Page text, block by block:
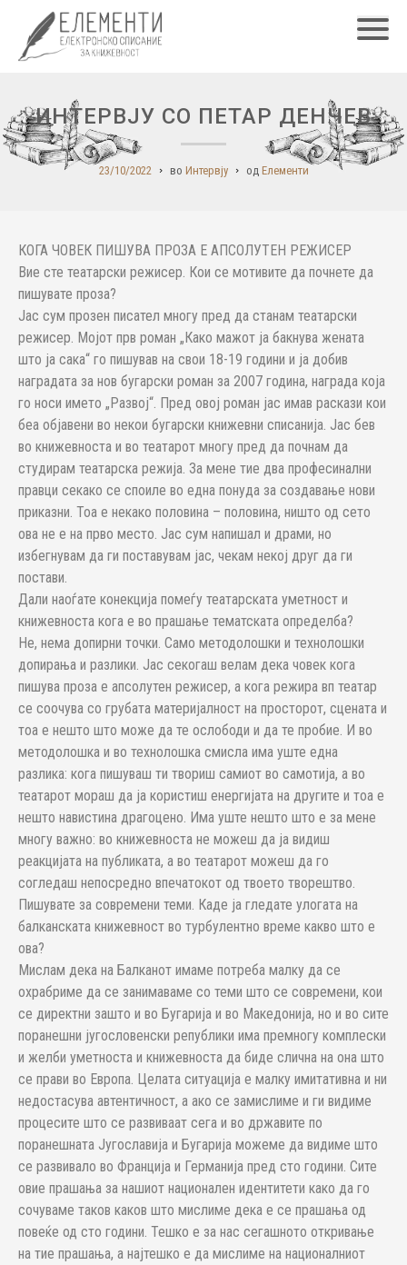
ИНТЕРВЈУ СО ПЕТАР ДЕНЧЕВ
23/10/2022 во Интервју од Елементи
КОГА ЧОВЕК ПИШУВА ПРОЗА Е АПСОЛУТЕН РЕЖИСЕР
Вие сте театарски режисер. Кои се мотивите да почнете да
пишувате проза?
Јас сум прозен писател многу пред да станам театарски
режисер. Мојот прв роман „Како мажот ја бакнува жената
што ја сака“ го пишував на свои 18-19 години и ја добив
наградата за нов бугарски роман за 2007 година, награда која
го носи името „Развој“. Пред овој роман јас имав раскази кои
беа објавени во некои бугарски книжевни списанија. Јас бев
во книжевноста и во театарот многу пред да почнам да
студирам театарска режија. За мене тие два професинални
правци секако се споиле во една понуда за создавање нови
приказни. Тоа е некако половина – половина, ништо од сето
ова не е на прво место. Јас сум напишал и драми, но
избегнувам да ги поставувам јас, чекам некој друг да ги
постави.
Дали наоѓате конекција помеѓу театарската уметност и
книжевноста кога е во прашање тематската определба?
Не, нема допирни точки. Само методолошки и технолошки
допирања и разлики. Јас секогаш велам дека човек кога
пишува проза е апсолутен режисер, а кога режира вп театар
се соочува со грубата материјалност на просторот, сцената и
тоа е нешто што може да те ослободи и да те пробие. И во
методолошка и во технолошка смисла има уште една
разлика: кога пишуваш ти твориш самиот во самотија, а во
театарот мораш да ја користиш енергијата на другите и тоа е
нешто навистина драгоцено. Има уште нешто што е за мене
многу важно: во книжевноста не можеш да ја видиш
реакцијата на публиката, а во театарот можеш да го
согледаш непосредно впечатокот од твоето творештво.
Пишувате за современи теми. Каде ја гледате улогата на
балканската книжевност во турбулентно време какво што е
ова?
Мислам дека на Балканот имаме потреба малку да се
охрабриме да се занимаваме со теми што се современи, кои
се директни зашто и во Бугарија и во Македонија, но и во сите
поранешни југословенски републики има премногу комплески
и желби уметноста и книжевноста да биде слична на она што
се прави во Европа. Целата ситуација е малку имитативна и ни
недостасува автентичност, а ако се замислиме и ги видиме
процесите што се развиваат сега и во државите по
поранешната Југославија и Бугарија можеме да видиме што
се развивало во Франција и Германија пред сто години. Сите
овие прашања за нашиот национален идентитети како да го
сочуваме таков каков што мислиме дека е се прашања од
повеќе од сто години. Тешко е за нас сегашното откривање
на тие прашања, а најтешко е да мислиме на националниот